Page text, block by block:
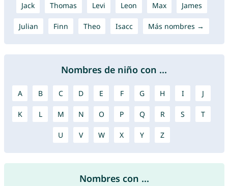
Jack Thomas Levi Leon Max James
Julian Finn Theo Isacc Más nombres →
Nombres de niño con ...
A B C D E F G H I J
K L M N O P Q R S T
U V W X Y Z
Nombres con ...